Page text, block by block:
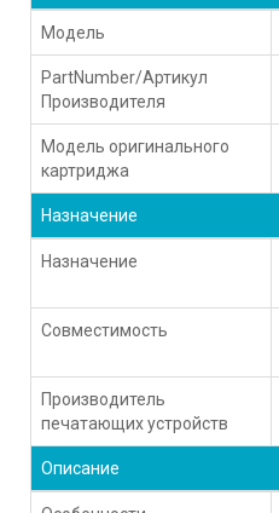
Модель
PartNumber/Артикул
Производителя
Модель оригинального
картриджа
Назначение
Назначение
Совместимость
Производитель
печатающих устройств
Описание